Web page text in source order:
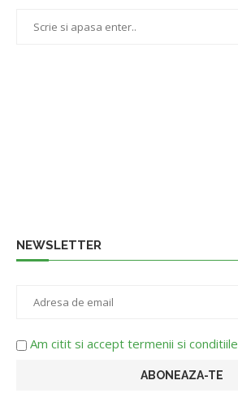
NEWSLETTER
Am citit si accept termenii si conditiile